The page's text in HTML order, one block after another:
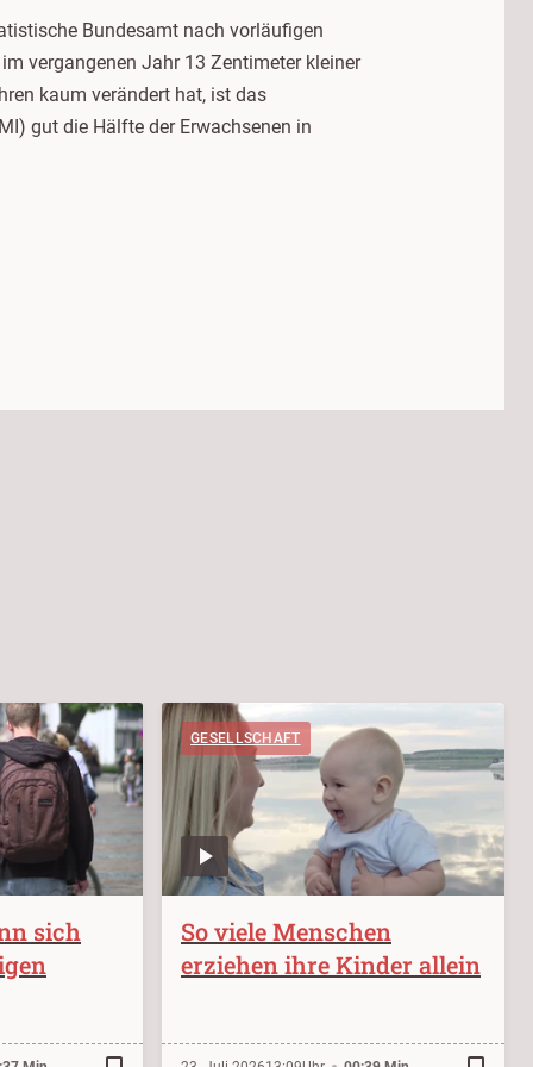
Bundesamt nach vorläufigen
vergangenen Jahr 13 Zentimeter kleiner
kaum verändert hat, ist das
gut die Hälfte der Erwachsenen in
sich
GESELLSCHAFT
So viele Menschen
erziehen ihre Kinder allein